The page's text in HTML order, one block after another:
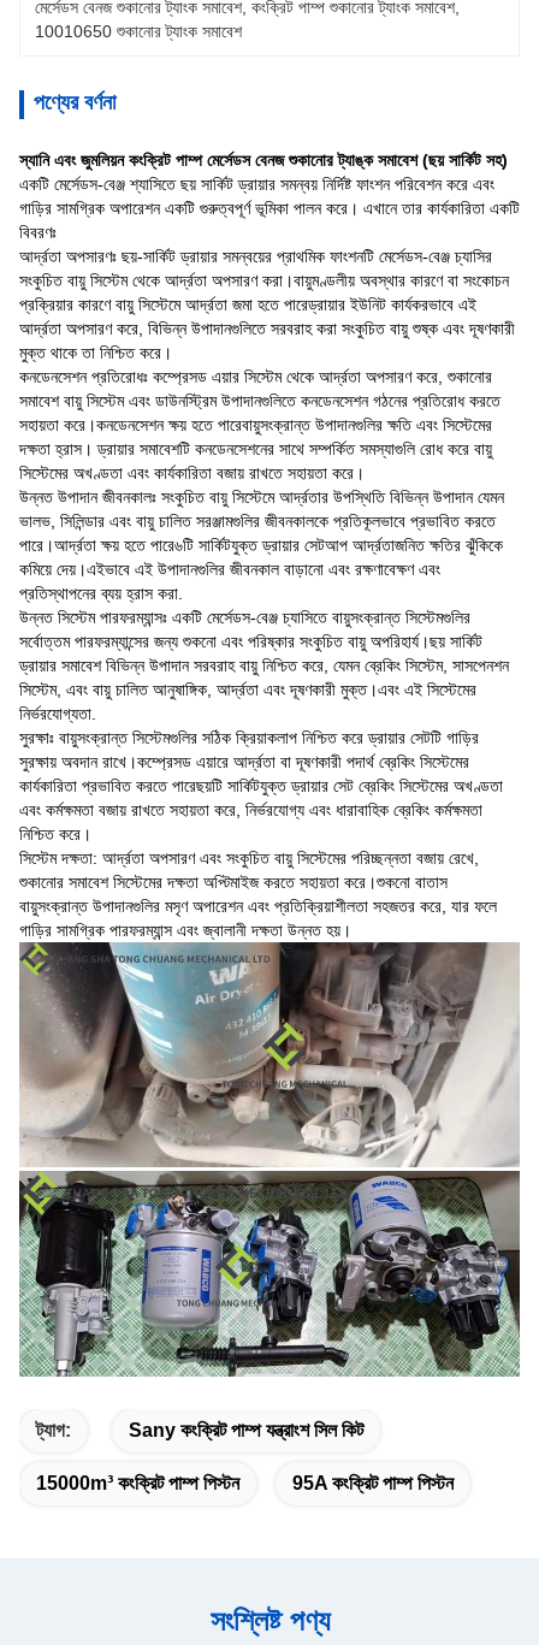
মের্সেডস বেনজ শুকানোর ট্যাংক সমাবেশ, কংক্রিট পাম্প শুকানোর ট্যাংক সমাবেশ,
10010650 শুকানোর ট্যাংক সমাবেশ
পণ্যের বর্ণনা
স্যানি এবং জুমলিয়ন কংক্রিট পাম্প মের্সেডস বেনজ শুকানোর ট্যাঙ্ক সমাবেশ (ছয় সার্কিট সহ)
একটি মের্সেডস-বেঞ্জ শ্যাসিতে ছয় সার্কিট ড্রায়ার সমন্বয় নির্দিষ্ট ফাংশন পরিবেশন করে এবং
গাড়ির সামগ্রিক অপারেশন একটি গুরুত্বপূর্ণ ভূমিকা পালন করে। এখানে তার কার্যকারিতা একটি
বিবরণঃ
আর্দ্রতা অপসারণঃ ছয়-সার্কিট ড্রায়ার সমন্বয়ের প্রাথমিক ফাংশনটি মের্সেডস-বেঞ্জ চ্যাসির
সংকুচিত বায়ু সিস্টেম থেকে আর্দ্রতা অপসারণ করা।বায়ুমণ্ডলীয় অবস্থার কারণে বা সংকোচন
প্রক্রিয়ার কারণে বায়ু সিস্টেমে আর্দ্রতা জমা হতে পারেড্রায়ার ইউনিট কার্যকরভাবে এই
আর্দ্রতা অপসারণ করে, বিভিন্ন উপাদানগুলিতে সরবরাহ করা সংকুচিত বায়ু শুষ্ক এবং দূষণকারী
মুক্ত থাকে তা নিশ্চিত করে।
কনডেনসেশন প্রতিরোধঃ কম্প্রেসড এয়ার সিস্টেম থেকে আর্দ্রতা অপসারণ করে, শুকানোর
সমাবেশ বায়ু সিস্টেম এবং ডাউনস্ট্রিম উপাদানগুলিতে কনডেনসেশন গঠনের প্রতিরোধ করতে
সহায়তা করে।কনডেনসেশন ক্ষয় হতে পারেবায়ুসংক্রান্ত উপাদানগুলির ক্ষতি এবং সিস্টেমের
দক্ষতা হ্রাস। ড্রায়ার সমাবেশটি কনডেনসেশনের সাথে সম্পর্কিত সমস্যাগুলি রোধ করে বায়ু
সিস্টেমের অখণ্ডতা এবং কার্যকারিতা বজায় রাখতে সহায়তা করে।
উন্নত উপাদান জীবনকালঃ সংকুচিত বায়ু সিস্টেমে আর্দ্রতার উপস্থিতি বিভিন্ন উপাদান যেমন
ভালভ, সিলিন্ডার এবং বায়ু চালিত সরঞ্জামগুলির জীবনকালকে প্রতিকূলভাবে প্রভাবিত করতে
পারে।আর্দ্রতা ক্ষয় হতে পারে৬টি সার্কিটযুক্ত ড্রায়ার সেটআপ আর্দ্রতাজনিত ক্ষতির ঝুঁকিকে
কমিয়ে দেয়।এইভাবে এই উপাদানগুলির জীবনকাল বাড়ানো এবং রক্ষণাবেক্ষণ এবং
প্রতিস্থাপনের ব্যয় হ্রাস করা.
উন্নত সিস্টেম পারফরম্যান্সঃ একটি মের্সেডস-বেঞ্জ চ্যাসিতে বায়ুসংক্রান্ত সিস্টেমগুলির
সর্বোত্তম পারফরম্যান্সের জন্য শুকনো এবং পরিষ্কার সংকুচিত বায়ু অপরিহার্য।ছয় সার্কিট
ড্রায়ার সমাবেশ বিভিন্ন উপাদান সরবরাহ বায়ু নিশ্চিত করে, যেমন ব্রেকিং সিস্টেম, সাসপেনশন
সিস্টেম, এবং বায়ু চালিত আনুষাঙ্গিক, আর্দ্রতা এবং দূষণকারী মুক্ত।এবং এই সিস্টেমের
নির্ভরযোগ্যতা.
সুরক্ষাঃ বায়ুসংক্রান্ত সিস্টেমগুলির সঠিক ক্রিয়াকলাপ নিশ্চিত করে ড্রায়ার সেটটি গাড়ির
সুরক্ষায় অবদান রাখে।কম্প্রেসড এয়ারে আর্দ্রতা বা দূষণকারী পদার্থ ব্রেকিং সিস্টেমের
কার্যকারিতা প্রভাবিত করতে পারেছয়টি সার্কিটযুক্ত ড্রায়ার সেট ব্রেকিং সিস্টেমের অখণ্ডতা
এবং কর্মক্ষমতা বজায় রাখতে সহায়তা করে, নির্ভরযোগ্য এবং ধারাবাহিক ব্রেকিং কর্মক্ষমতা
নিশ্চিত করে।
সিস্টেম দক্ষতা: আর্দ্রতা অপসারণ এবং সংকুচিত বায়ু সিস্টেমের পরিচ্ছন্নতা বজায় রেখে,
শুকানোর সমাবেশ সিস্টেমের দক্ষতা অপ্টিমাইজ করতে সহায়তা করে।শুকনো বাতাস
বায়ুসংক্রান্ত উপাদানগুলির মসৃণ অপারেশন এবং প্রতিক্রিয়াশীলতা সহজতর করে, যার ফলে
গাড়ির সামগ্রিক পারফরম্যান্স এবং জ্বালানী দক্ষতা উন্নত হয়।
ট্যাগ: Sany কংক্রিট পাম্প যন্ত্রাংশ সিল কিট
15000m³ কংক্রিট পাম্প পিস্টন 95A কংক্রিট পাম্প পিস্টন
সংশ্লিষ্ট পণ্য